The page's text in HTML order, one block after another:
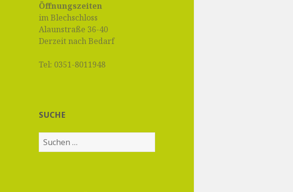
Öffnungszeiten
im Blechschloss
Alaunstraße 36-40
Derzeit nach Bedarf
Tel: 0351-8011948
SUCHE
Suchen
nach: